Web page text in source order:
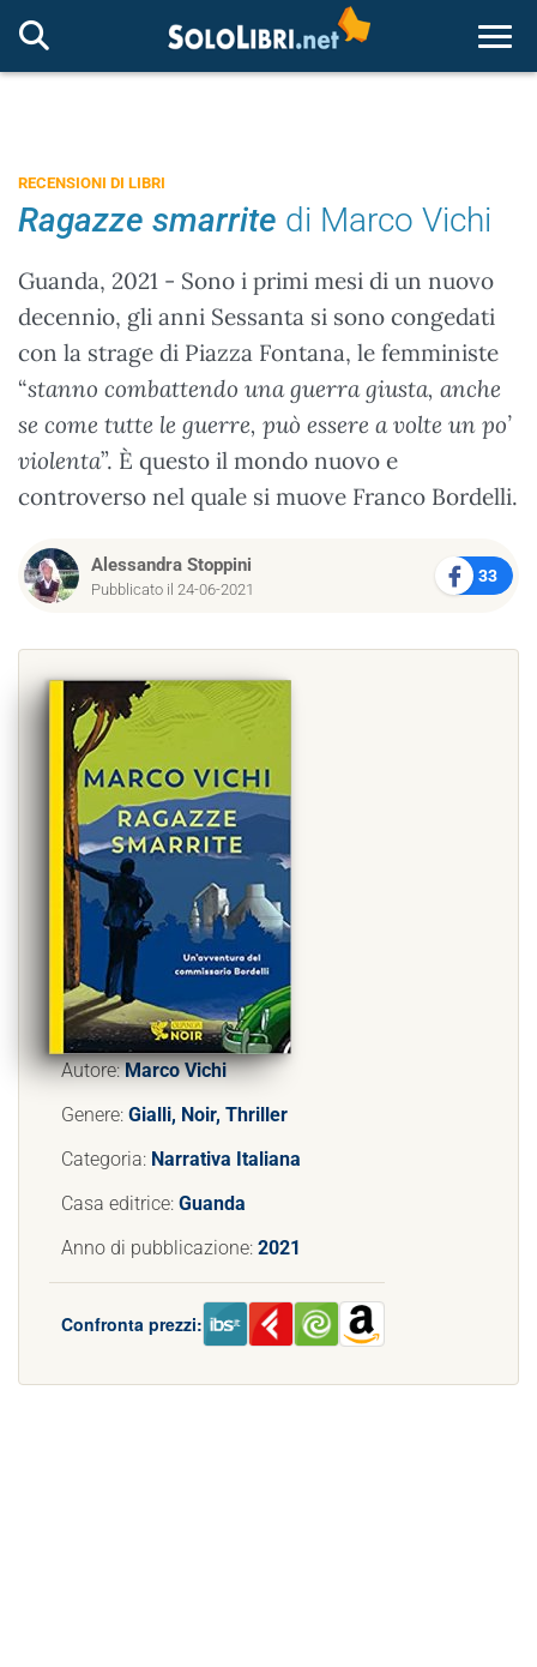
RECENSIONI DI LIBRI
Ragazze smarrite di Marco Vichi
Guanda, 2021 - Sono i primi mesi di un nuovo
decennio, gli anni Sessanta si sono congedati
con la strage di Piazza Fontana, le femministe
“stanno combattendo una guerra giusta, anche
se come tutte le guerre, può essere a volte un po’
violenta”. È questo il mondo nuovo e
controverso nel quale si muove Franco Bordelli.
Alessandra Stoppini
Pubblicato il 24-06-2021
33
Autore:Marco Vichi
Genere: Gialli, Noir, Thriller
Categoria: Narrativa Italiana
Casa editrice: Guanda
Anno di pubblicazione: 2021
Confronta prezzi: